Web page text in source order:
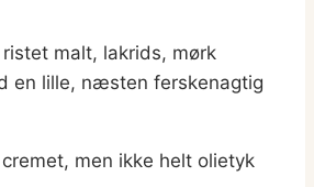
ristet malt, lakrids, mørk
en lille, næsten ferskenagtig
men ikke helt olietyk